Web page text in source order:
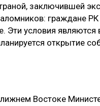
заключившей
граждане
Эти условия
открытие
Востоке